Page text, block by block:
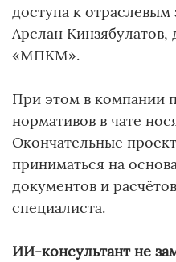
доступа к
Арслан
«МПКМ».
При этом в компании
нормативов в чате
Окончательные
приниматься на
документов и
специалиста.
ИИ-консультант не